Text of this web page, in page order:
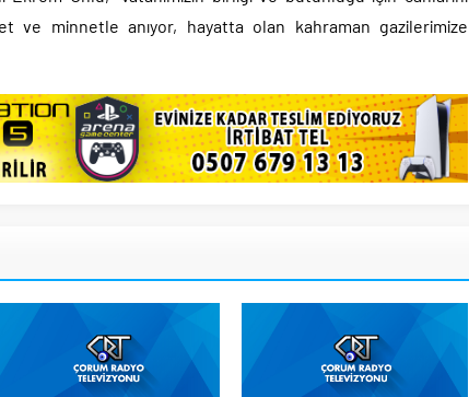
ve minnetle anıyor, hayatta olan kahraman gazilerimize